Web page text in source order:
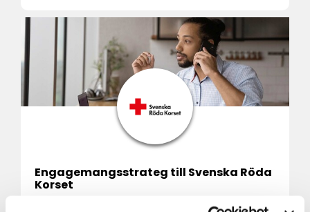
Engagemangsstrateg till Svenska Röda
Korset